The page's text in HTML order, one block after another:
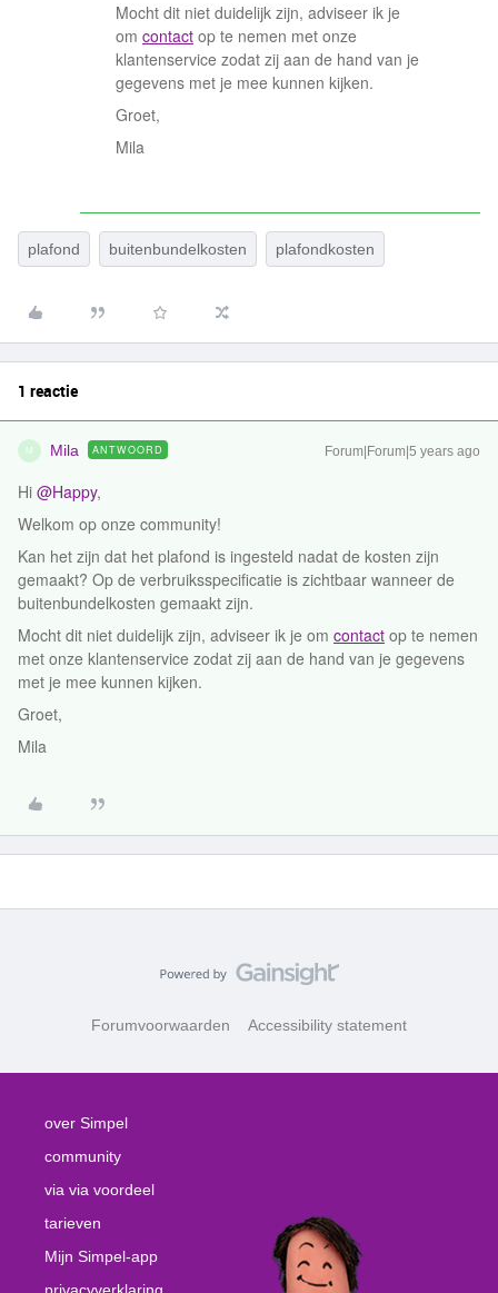
Mocht dit niet duidelijk zijn, adviseer ik je
om contact op te nemen met onze
klantenservice zodat zij aan de hand van je
gegevens met je mee kunnen kijken.
Groet,
Mila
plafond buitenbundelkosten plafondkosten
1 reactie
M Mila ANTWOORD Forum|Forum|5 years ago
Hi @Happy,
Welkom op onze community!
Kan het zijn dat het plafond is ingesteld nadat de kosten zijn
gemaakt? Op de verbruiksspecificatie is zichtbaar wanneer de
buitenbundelkosten gemaakt zijn.
Mocht dit niet duidelijk zijn, adviseer ik je om contact op te nemen
met onze klantenservice zodat zij aan de hand van je gegevens
met je mee kunnen kijken.
Groet,
Mila
Forumvoorwaarden Accessibility statement
over Simpel
community
via via voordeel
tarieven
Mijn Simpel-app